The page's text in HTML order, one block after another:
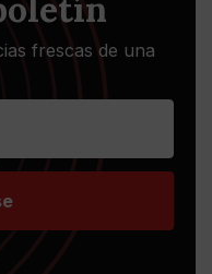
frescas de una